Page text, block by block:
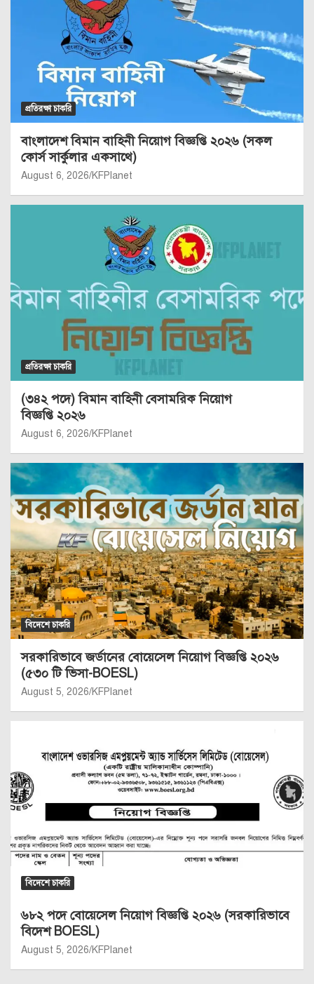
প্রতিরক্ষা চাকরি
বাংলাদেশ বিমান বাহিনী নিয়োগ বিজ্ঞপ্তি ২০২৬ (সকল
কোর্স সার্কুলার একসাথে)
August 6, 2026 KFPlanet
প্রতিরক্ষা চাকরি
(৩৪২ পদে) বিমান বাহিনী বেসামরিক নিয়োগ
বিজ্ঞপ্তি ২০২৬
August 6, 2026 KFPlanet
বিদেশে চাকরি
সরকারিভাবে জর্ডানের বোয়েসেল নিয়োগ বিজ্ঞপ্তি ২০২৬
(৫৩০ টি ভিসা-BOESL)
August 5, 2026 KFPlanet
বিদেশে চাকরি
৬৮২ পদে বোয়েসেল নিয়োগ বিজ্ঞপ্তি ২০২৬ (সরকারিভাবে
বিদেশ BOESL)
August 5, 2026 KFPlanet